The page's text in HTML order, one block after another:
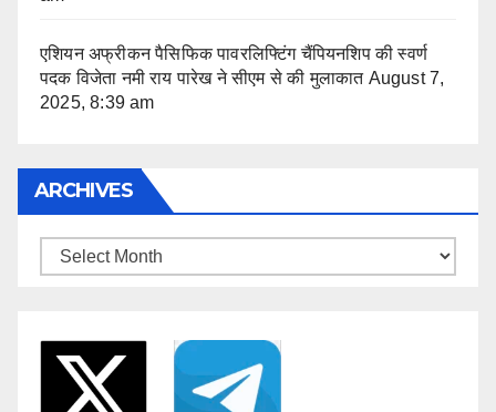
एशियन अफ्रीकन पैसिफिक पावरलिफ्टिंग चैंपियनशिप की स्वर्ण
पदक विजेता नमी राय पारेख ने सीएम से की मुलाकात August 7,
2025, 8:39 am
ARCHIVES
Archives